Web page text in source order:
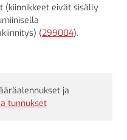
(kiinnikkeet eivät sisälly
(299004).
ja
tunnukset